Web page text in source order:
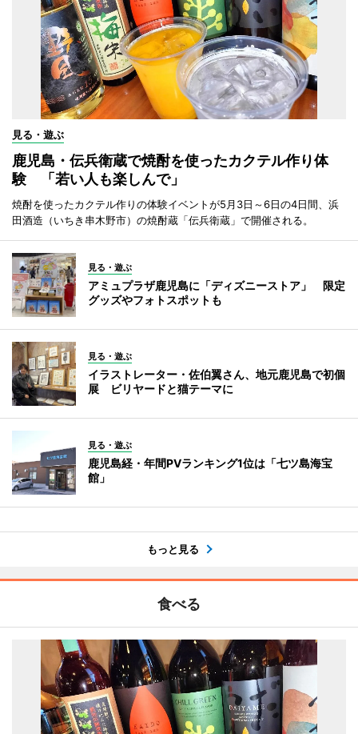
見る・遊ぶ
鹿児島・伝兵衛蔵で焼酎を使ったカクテル作り体
験 「若い人も楽しんで」
焼酎を使ったカクテル作りの体験イベントが5月3日～6日の4日間、浜
田酒造（いちき串木野市）の焼酎蔵「伝兵衛蔵」で開催される。
見る・遊ぶ
アミュプラザ鹿児島に「ディズニーストア」 限定
グッズやフォトスポットも
見る・遊ぶ
イラストレーター・佐伯翼さん、地元鹿児島で初個
展 ビリヤードと猫テーマに
見る・遊ぶ
鹿児島経・年間PVランキング1位は「七ツ島海宝
館」
もっと見る
食べる